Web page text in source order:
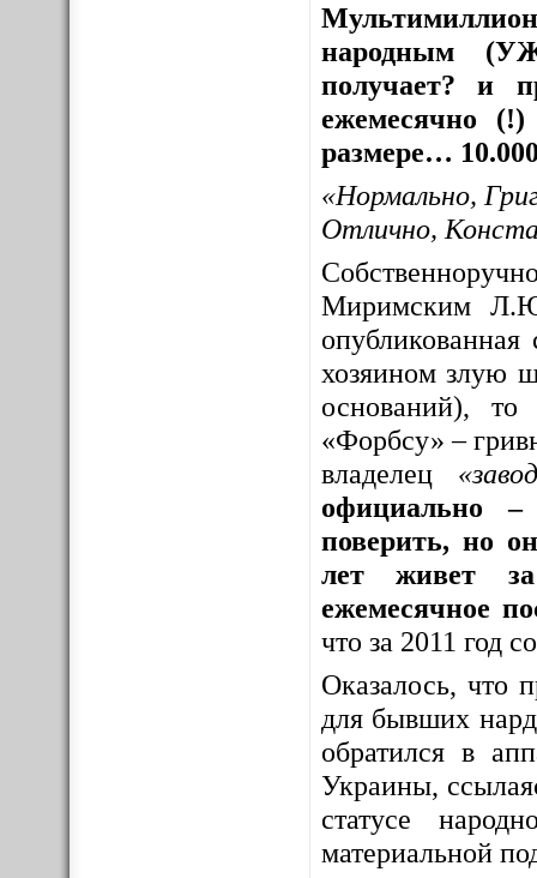
народным
получает? и
ежемесячно
размере…
«Нормально,
Отлично,
Миримским
хозяином злую
оснований), то
«Форбсу» –
владелец
официально
поверить, но
лет живет за
ежемесячное
что за 2011 год
Оказалось, что
для бывших
обратился в
Украины,
статусе
материальной